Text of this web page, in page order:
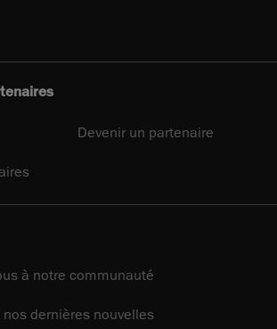
Devenir un partenaire
à notre communauté
nos dernières nouvelles